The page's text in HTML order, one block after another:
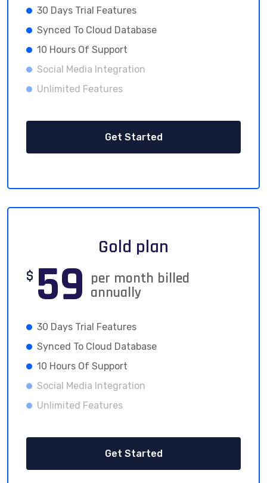
30 Days Trial Features
Synced To Cloud Database
10 Hours Of Support
Social Media Integration
Unlimited Features
Get Started
Gold plan
$ 59 per month billed
annually
30 Days Trial Features
Synced To Cloud Database
10 Hours Of Support
Social Media Integration
Unlimited Features
Get Started